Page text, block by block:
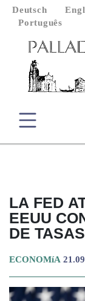
Deutsch
Português
LA FED
EEUU
DE TASAS
ECONOMíA